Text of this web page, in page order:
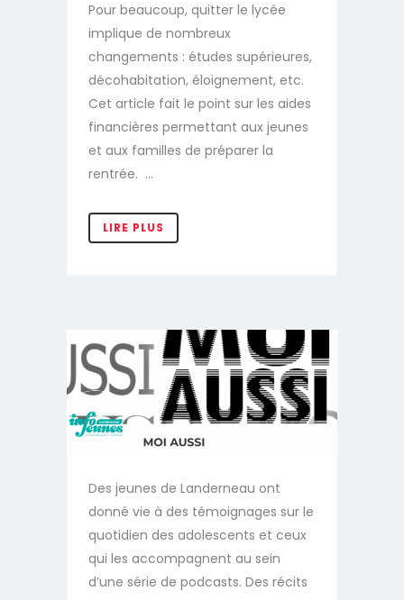
Pour beaucoup, quitter le lycée
implique de nombreux
changements : études supérieures,
décohabitation, éloignement, etc.
Cet article fait le point sur les aides
financières permettant aux jeunes
et aux familles de préparer la
rentrée. ...
Des jeunes de Landerneau ont
donné vie à des témoignages sur le
quotidien des adolescents et ceux
qui les accompagnent au sein
d’une série de podcasts. Des récits